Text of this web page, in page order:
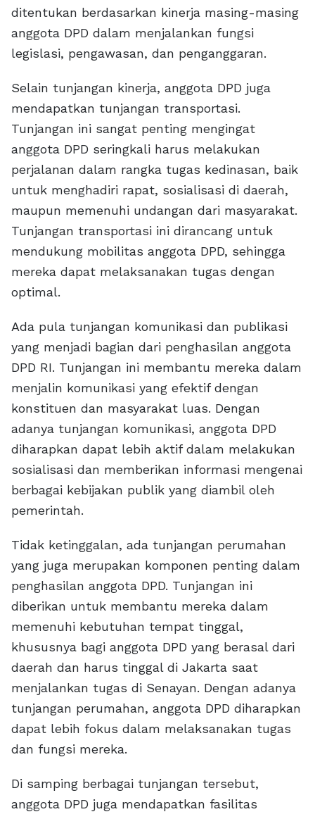
ditentukan berdasarkan kinerja masing-masing
anggota DPD dalam menjalankan fungsi
legislasi, pengawasan, dan penganggaran.
Selain tunjangan kinerja, anggota DPD juga
mendapatkan tunjangan transportasi.
Tunjangan ini sangat penting mengingat
anggota DPD seringkali harus melakukan
perjalanan dalam rangka tugas kedinasan, baik
untuk menghadiri rapat, sosialisasi di daerah,
maupun memenuhi undangan dari masyarakat.
Tunjangan transportasi ini dirancang untuk
mendukung mobilitas anggota DPD, sehingga
mereka dapat melaksanakan tugas dengan
optimal.
Ada pula tunjangan komunikasi dan publikasi
yang menjadi bagian dari penghasilan anggota
DPD RI. Tunjangan ini membantu mereka dalam
menjalin komunikasi yang efektif dengan
konstituen dan masyarakat luas. Dengan
adanya tunjangan komunikasi, anggota DPD
diharapkan dapat lebih aktif dalam melakukan
sosialisasi dan memberikan informasi mengenai
berbagai kebijakan publik yang diambil oleh
pemerintah.
Tidak ketinggalan, ada tunjangan perumahan
yang juga merupakan komponen penting dalam
penghasilan anggota DPD. Tunjangan ini
diberikan untuk membantu mereka dalam
memenuhi kebutuhan tempat tinggal,
khususnya bagi anggota DPD yang berasal dari
daerah dan harus tinggal di Jakarta saat
menjalankan tugas di Senayan. Dengan adanya
tunjangan perumahan, anggota DPD diharapkan
dapat lebih fokus dalam melaksanakan tugas
dan fungsi mereka.
Di samping berbagai tunjangan tersebut,
anggota DPD juga mendapatkan fasilitas